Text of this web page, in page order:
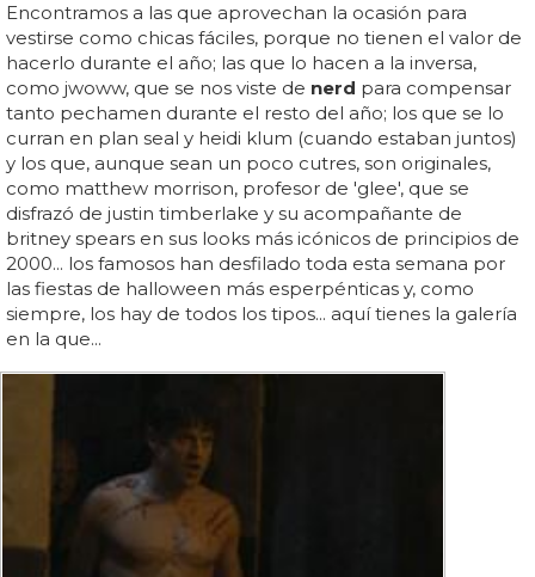
Encontramos a las que aprovechan la ocasión para
vestirse como chicas fáciles, porque no tienen el valor de
hacerlo durante el año; las que lo hacen a la inversa,
como jwoww, que se nos viste de nerd para compensar
tanto pechamen durante el resto del año; los que se lo
curran en plan seal y heidi klum (cuando estaban juntos)
y los que, aunque sean un poco cutres, son originales,
como matthew morrison, profesor de 'glee', que se
disfrazó de justin timberlake y su acompañante de
britney spears en sus looks más icónicos de principios de
2000... los famosos han desfilado toda esta semana por
las fiestas de halloween más esperpénticas y, como
siempre, los hay de todos los tipos... aquí tienes la galería
en la que...